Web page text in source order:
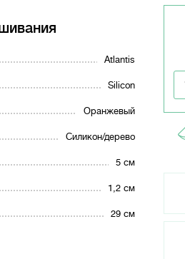
Atlantis
Silicon
Оранжевый
Силикон/дерево
5 см
1,2 см
29 см